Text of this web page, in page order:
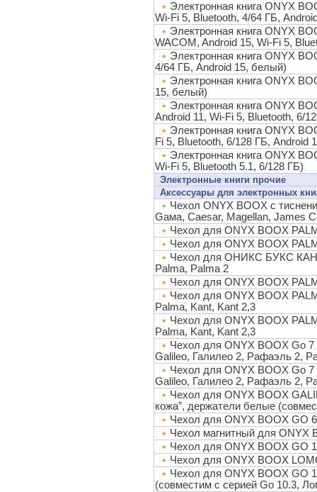
Электронная книга ONYX
Wi-Fi 5, Bluetooth, 4/64 ГБ,
Электронная книга ONYX
WACOM, Android 15, Wi-Fi 5,
Электронная книга ONYX
4/64 ГБ, Android 15, белый)
Электронная книга ONYX
15, белый)
Электронная книга ONYX
Android 11, Wi-Fi 5, Bluetooth, 6/
Электронная книга ONYX
Fi 5, Bluetooth, 6/128 ГБ, Android
Электронная книга ONYX
Wi-Fi 5, Bluetooth 5.1, 6/128 ГБ)
Электронные книги прочие
Аксессуары для электронных
Чехол ONYX BOOX с
Gaмa, Caesar, Magellan, James
Чехол для ONYX BOOX
Чехол для ONYX BOOX
Чехол для ОНИКС БУКС КАНТ
Palma, Palma 2
Чехол для ONYX BOOX
Чехол для ONYX BOOX
Palma, Kant, Kant 2,3
Чехол для ONYX BOOX
Palma, Kant, Kant 2,3
Чехол для ONYX BOOX Go
Galileo, Галилео 2, Рафаэль 2,
Чехол для ONYX BOOX Go 7
Galileo, Галилео 2, Рафаэль 2,
Чехол для ONYX BOOX
кожа”, держатели белые
Чехол для ONYX BOOX GO
Чехол магнитный для ONYX
Чехол для ONYX BOOX GO
Чехол для ONYX BOOX
Чехол для ONYX BOOX GO
(совместим с серией Go 10.3,